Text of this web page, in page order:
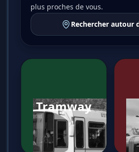
plus proches de vous.
Rechercher autour
Tramway